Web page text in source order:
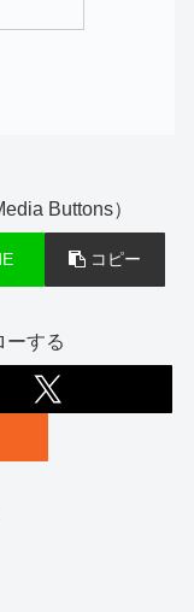
Buttons）
コピー
ーする